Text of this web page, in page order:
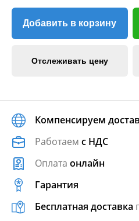
Добавить в корзину
Отслеживать цену
Компенсируем
Работаем с НДС
Оплата онлайн
Гарантия
Бесплатная доставка